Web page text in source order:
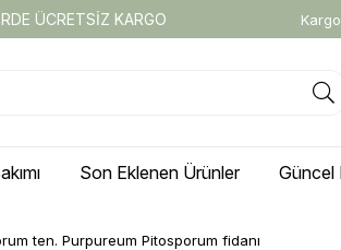
ÜCRETSİZ KARGO
Son Eklenen Ürünler Güncel
ten. Purpureum Pitosporum fidanı